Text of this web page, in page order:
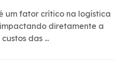
um fator crítico na logística
diretamente a
das ...